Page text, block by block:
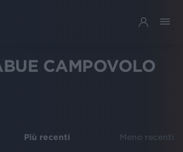
CAMPOVOLO
Più recenti Meno recenti